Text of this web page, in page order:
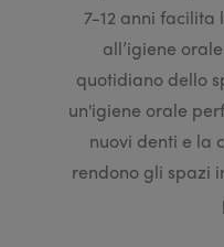
7-12 anni facilita
all’igiene
quotidiano dello
un'igiene orale
nuovi denti e la
rendono gli spazi